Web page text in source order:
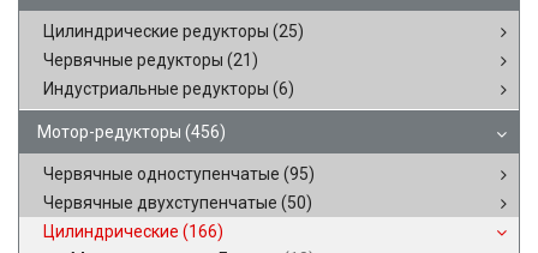
Цилиндрические редукторы (25)
Червячные редукторы (21)
Индустриальные редукторы (6)
Мотор-редукторы (456)
Червячные одноступенчатые (95)
Червячные двухступенчатые (50)
Цилиндрические (166)